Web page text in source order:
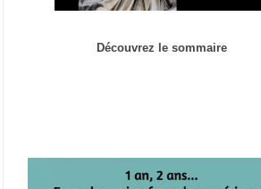
Découvrez le sommaire